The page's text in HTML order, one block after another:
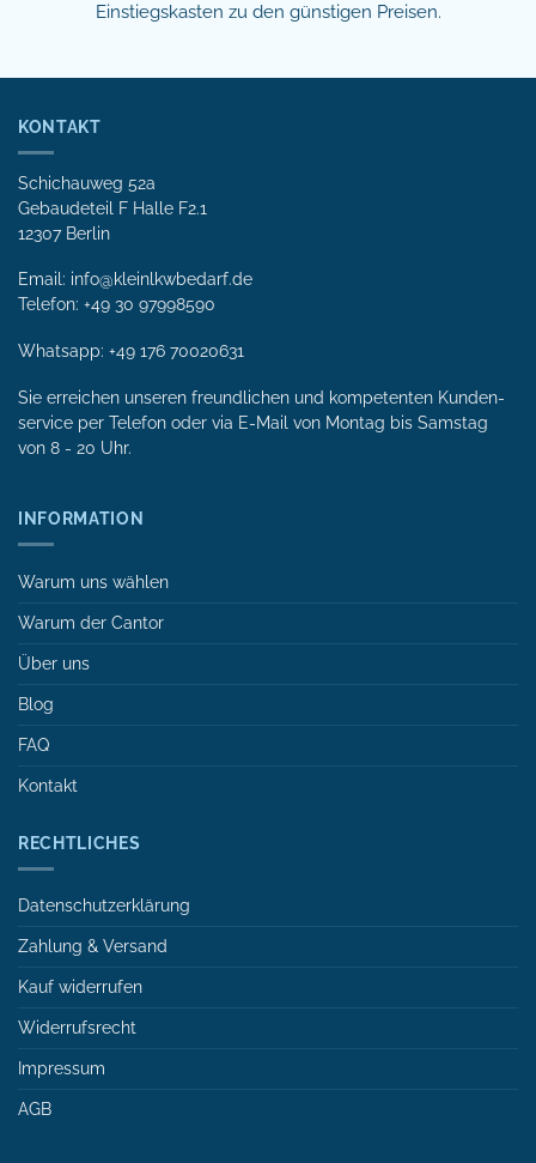
Einstiegskasten zu den günstigen Preisen.
KONTAKT
Schichauweg 52a
Gebaudeteil F Halle F2.1
12307 Berlin
Email: info@kleinlkwbedarf.de
Telefon: +49 30 97998590
Whatsapp: +49 176 70020631
Sie erreichen unseren freundlichen und kompetenten Kunden­
service per Tele­fon oder via E-Mail von Mon­tag bis Samstag
von 8 - 20 Uhr.
INFORMATION
Warum uns wählen
Warum der Cantor
Über uns
Blog
FAQ
Kontakt
RECHTLICHES
Datenschutzerklärung
Zahlung & Versand
Kauf widerrufen
Widerrufsrecht
Impressum
AGB